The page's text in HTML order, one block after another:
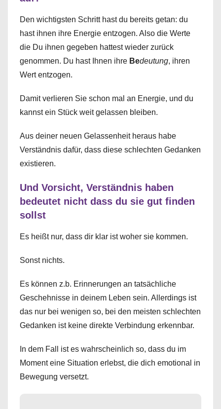
Den wichtigsten Schritt hast du bereits getan: du
hast ihnen ihre Energie entzogen. Also die Werte
die Du ihnen gegeben hattest wieder zurück
genommen. Du hast Ihnen ihre Bedeutung, ihren
Wert entzogen.
Damit verlieren Sie schon mal an Energie, und du
kannst ein Stück weit gelassen bleiben.
Aus deiner neuen Gelassenheit heraus habe
Verständnis dafür, dass diese schlechten Gedanken
existieren.
Und Vorsicht, Verständnis haben
bedeutet nicht dass du sie gut finden
sollst
Es heißt nur, dass dir klar ist woher sie kommen.
Sonst nichts.
Es können z.b. Erinnerungen an tatsächliche
Geschehnisse in deinem Leben sein. Allerdings ist
das nur bei wenigen so, bei den meisten schlechten
Gedanken ist keine direkte Verbindung erkennbar.
In dem Fall ist es wahrscheinlich so, dass du im
Moment eine Situation erlebst, die dich emotional in
Bewegung versetzt.